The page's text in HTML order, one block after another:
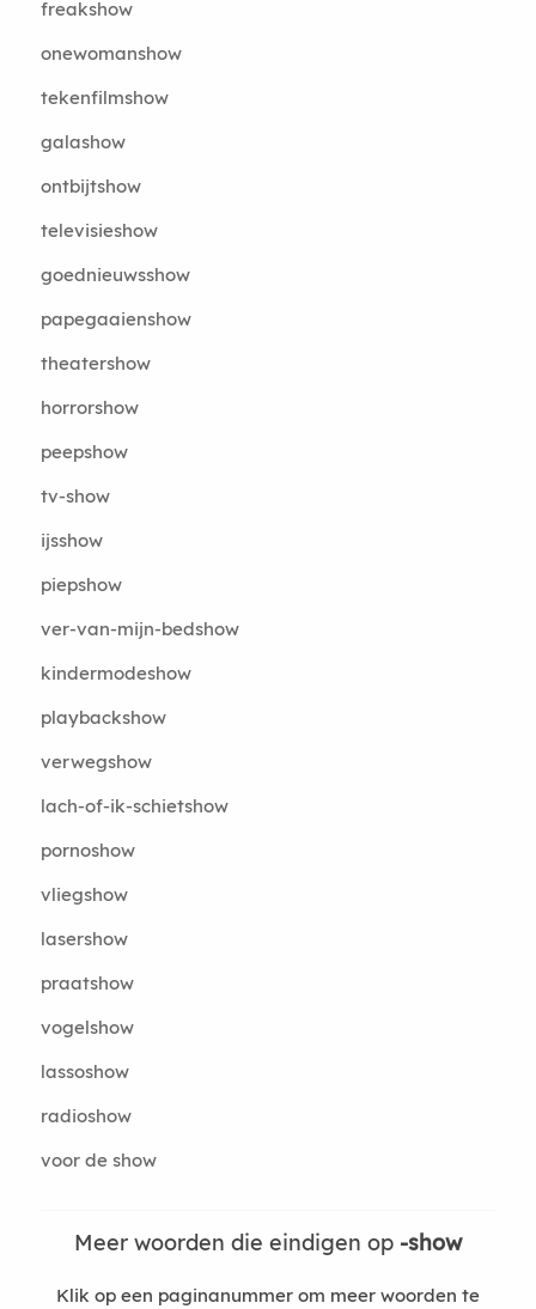
freakshow
onewomanshow
tekenfilmshow
galashow
ontbijtshow
televisieshow
goednieuwsshow
papegaaienshow
theatershow
horrorshow
peepshow
tv-show
ijsshow
piepshow
ver-van-mijn-bedshow
kindermodeshow
playbackshow
verwegshow
lach-of-ik-schietshow
pornoshow
vliegshow
lasershow
praatshow
vogelshow
lassoshow
radioshow
voor de show
Meer woorden die eindigen op -show
Klik op een paginanummer om meer woorden te